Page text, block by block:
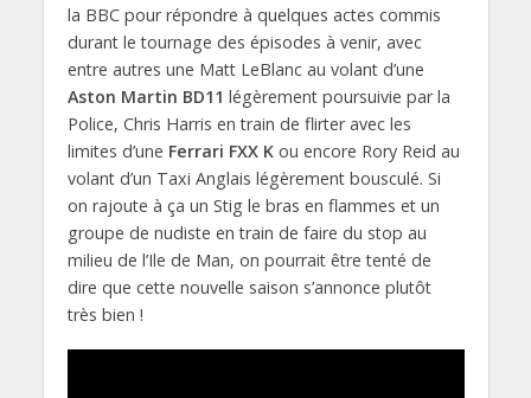
la BBC pour répondre à quelques actes commis
durant le tournage des épisodes à venir, avec
entre autres une Matt LeBlanc au volant d’une
Aston Martin BD11 légèrement poursuivie par la
Police, Chris Harris en train de flirter avec les
limites d’une Ferrari FXX Kou encore Rory Reid au
volant d’un Taxi Anglais légèrement bousculé. Si
on rajoute à ça un Stig le bras en flammes et un
groupe de nudiste en train de faire du stop au
milieu de l’Ile de Man, on pourrait être tenté de
dire que cette nouvelle saison s’annonce plutôt
très bien !